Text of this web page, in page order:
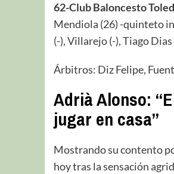
62-Club Baloncesto
Mendiola (26) -quinteto
(-), Villarejo (-), Tiago Dias
Árbitros: Diz Felipe,
Adrià Alonso:
jugar en casa”
Mostrando su contento
hoy tras la sensación